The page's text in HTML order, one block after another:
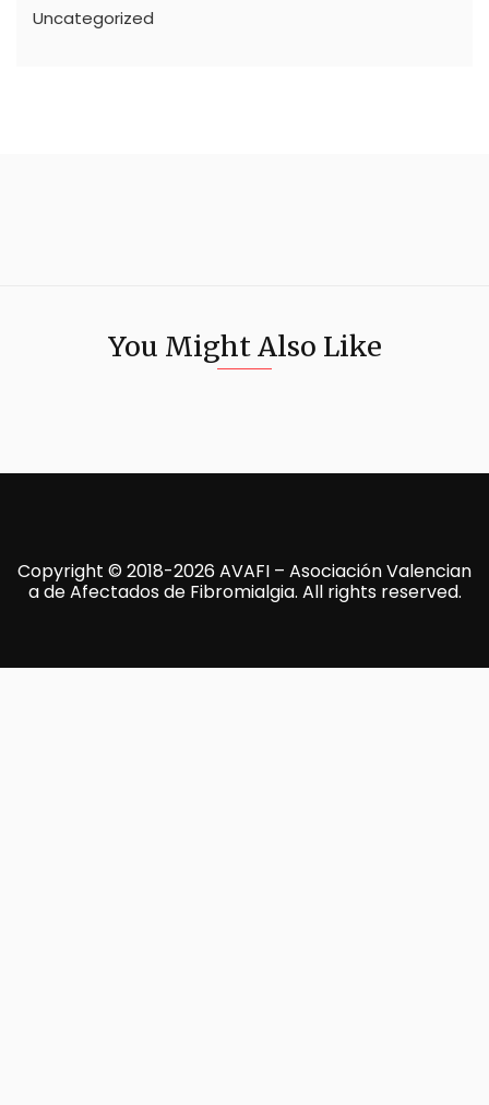
Uncategorized
You Might Also Like
Copyright © 2018-2026 AVAFI – Asociación Valencian
a de Afectados de Fibromialgia. All rights reserved.